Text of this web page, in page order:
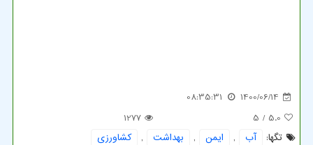
1400/06/14
08:35:31
5.0
/ 5
1277
تگها:
آب , ایمن , بهداشت ,
كشاورزی